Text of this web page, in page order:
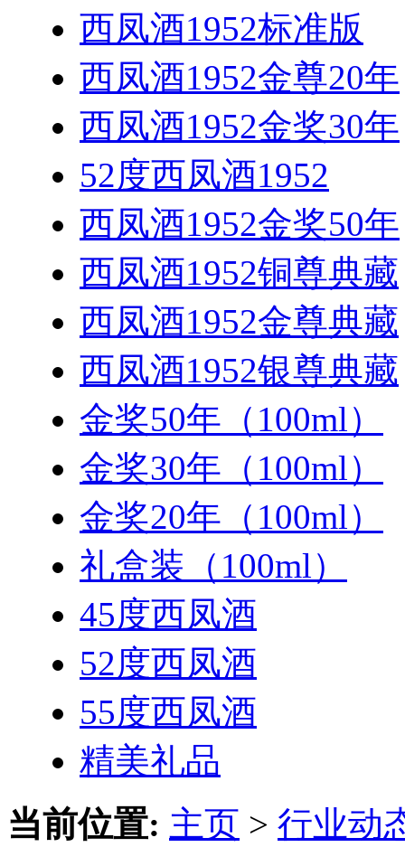
西凤酒1952标准版
西凤酒1952金尊20年
西凤酒1952金奖30年
52度西凤酒1952
西凤酒1952金奖50年
西凤酒1952铜尊典藏
西凤酒1952金尊典藏
西凤酒1952银尊典藏
金奖50年（100ml）
金奖30年（100ml）
金奖20年（100ml）
礼盒装（100ml）
45度西凤酒
52度西凤酒
55度西凤酒
精美礼品
当前位置: 主页 > 行业动